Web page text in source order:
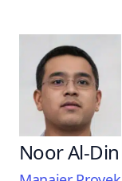
Noor Al-Din